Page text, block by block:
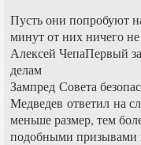
Пусть они попробуют
минут от них ничего не
Алексей ЧепаПервый
делам
Зампред Совета
Медведев ответил на
меньше размер, тем
подобными призывами